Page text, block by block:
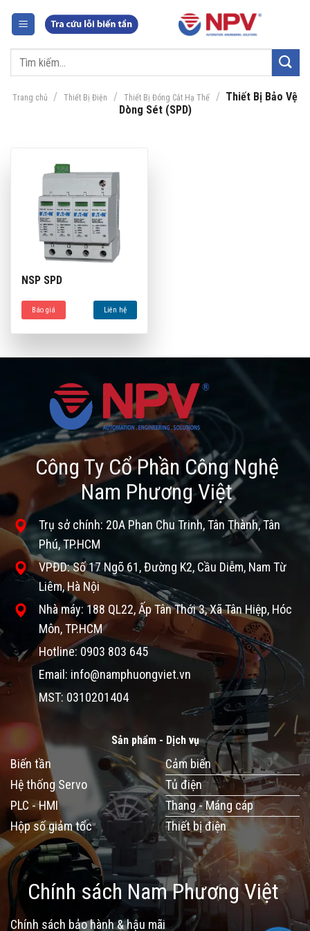
dungTìm
Trang chủ / Thiết Bị Điện / Thiết Bị Đóng Cắt Hạ Thế / Thiết Bị Bảo Vệ
Dòng Sét (SPD)
NSP SPD
Báo giá Liên hệ
Công Ty Cổ Phần Công Nghệ
Nam Phương Việt
Trụ sở chính: 20A Phan Chu Trinh, Tân Thành, Tân
Phú, TP.HCM
VPĐD: Số 17 Ngõ 61, Đường K2, Cầu Diễm, Nam Từ
Liêm, Hà Nội
Nhà máy: 188 QL22, Ấp Tân Thới 3, Xã Tân Hiệp, Hóc
Môn, TP.HCM
Hotline: 0903 803 645
Email: info@namphuongviet.vn
MST: 0310201404
Sản phẩm - Dịch vụ
Biến tần
Hệ thống Servo
PLC - HMI
Hộp số giảm tốc
Cảm biến
Tủ điện
Thang - Máng cáp
Thiết bị điện
Chính sách Nam Phương Việt
Chính sách bảo hành & hậu mãi